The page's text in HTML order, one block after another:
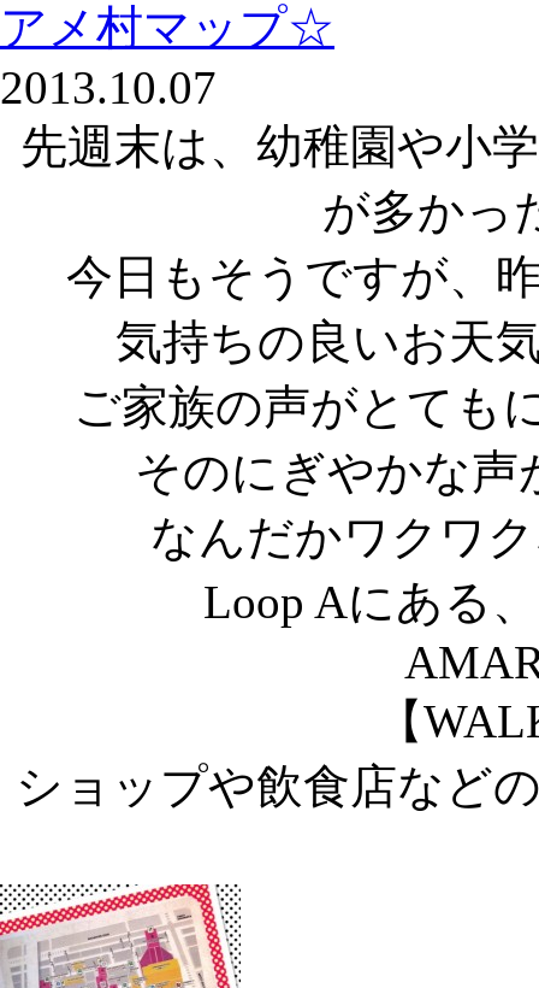
アメ村マップ☆
2013.10.07
先週末は、幼稚園や小
が多かっ
今日もそうですが、
気持ちの良いお天
ご家族の声がとても
そのにぎやかな声
なんだかワクワ
Loop Aにある
【
ショップや飲食店など